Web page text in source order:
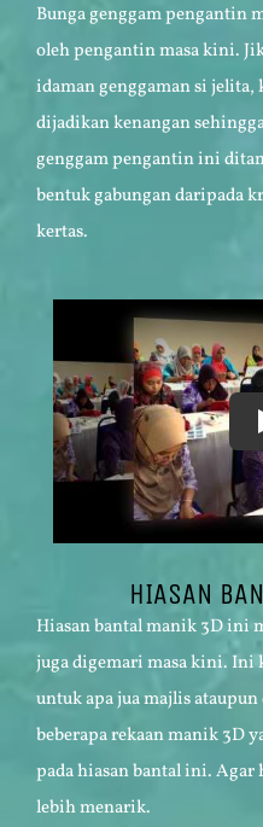
Bunga genggam pengantin
oleh pengantin masa kini.
idaman genggaman si
dijadikan kenangan
genggam pengantin ini
bentuk gabungan daripada
kertas.
HIASAN
Hiasan bantal manik 3D ini
juga digemari masa kini. Ini
untuk apa jua majlis
beberapa rekaan manik 3D
pada hiasan bantal ini.
lebih menarik.